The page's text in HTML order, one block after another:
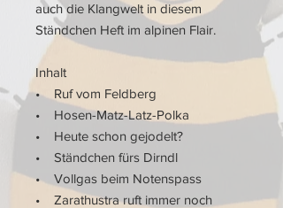
auch die Klangwelt in diesem
Ständchen Heft im alpinen Flair.
Inhalt
• Ruf vom Feldberg
• Hosen-Matz-Latz-Polka
• Heute schon gejodelt?
• Ständchen fürs Dirndl
• Vollgas beim Notenspass
• Zarathustra ruft immer noch